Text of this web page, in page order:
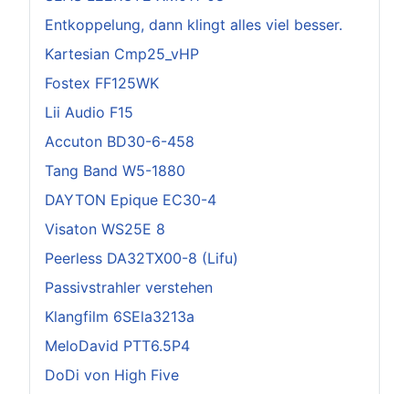
Entkoppelung, dann klingt alles viel besser.
Kartesian Cmp25_vHP
Fostex FF125WK
Lii Audio F15
Accuton BD30-6-458
Tang Band W5-1880
DAYTON Epique EC30-4
Visaton WS25E 8
Peerless DA32TX00-8 (Lifu)
Passivstrahler verstehen
Klangfilm 6SEla3213a
MeloDavid PTT6.5P4
DoDi von High Five